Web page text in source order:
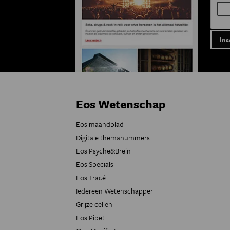
Eos Wetenschap
Eos maandblad
Digitale themanummers
Eos Psyche&Brein
Eos Specials
Eos Tracé
Iedereen Wetenschapper
Grijze cellen
Eos Pipet